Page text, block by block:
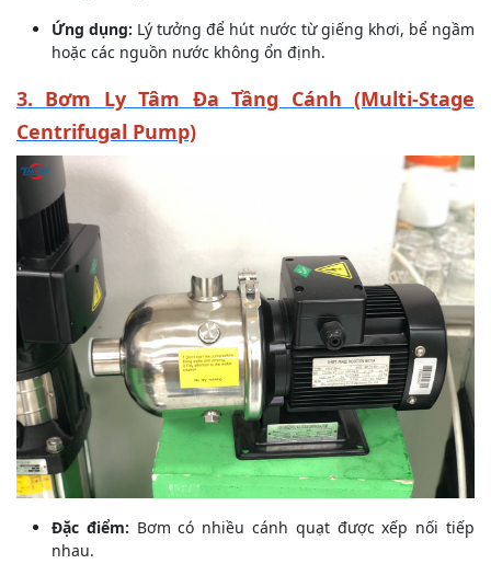
Ứng dụng: Lý tưởng để hút nước từ giếng khơi, bể ngầm
hoặc các nguồn nước không ổn định.
3. Bơm Ly Tâm Đa Tầng Cánh (Multi-Stage
Centrifugal Pump)
Đặc điểm: Bơm có nhiều cánh quạt được xếp nối tiếp
nhau.